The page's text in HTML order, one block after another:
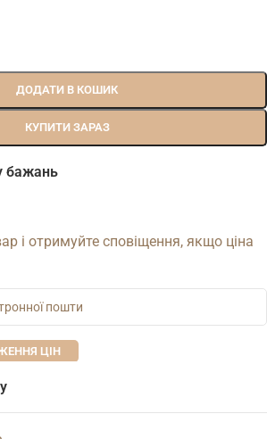
ДОДАТИ В КОШИК
КУПИТИ ЗАРАЗ
бажань
і отримуйте сповіщення, якщо ціна
ЦІН